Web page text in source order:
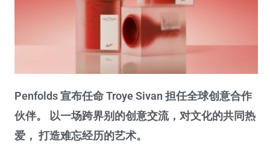
Penfolds 宣布任命 Troye Sivan 担任全球创意合作
伙伴。 以一场跨界别的创意交流，对文化的共同热
爱， 打造难忘经历的艺术。